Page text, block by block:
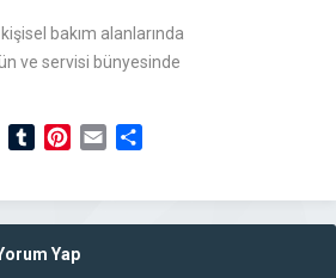
bakım alanlarında
ve servisi bünyesinde
BlueskyTumblrPinterest
Email
Yap